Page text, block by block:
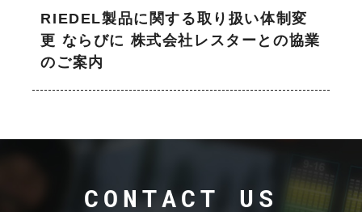
RIEDEL製品に関する取り扱い体制変
更 ならびに 株式会社レスターとの協業
のご案内
CONTACT US